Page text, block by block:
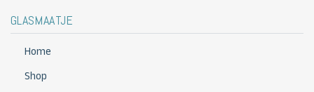
GLASMAATJE
Home
Shop